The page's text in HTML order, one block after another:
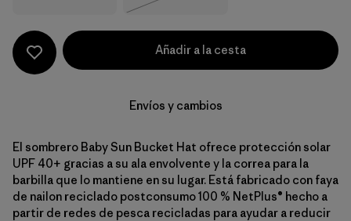
Añadir a la cesta
Envíos y cambios
El sombrero Baby Sun Bucket Hat ofrece protección solar
UPF 40+ gracias a su ala envolvente y la correa para la
barbilla que lo mantiene en su lugar. Está fabricado con faya
de nailon reciclado postconsumo 100 % NetPlus® hecho a
partir de redes de pesca recicladas para ayudar a reducir